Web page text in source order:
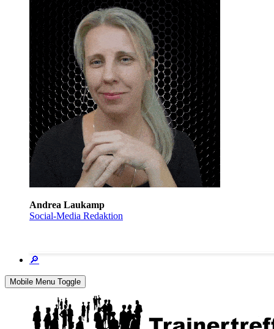
Andrea Laukamp
Social-Media Redaktion
🔎
Mobile Menu Toggle